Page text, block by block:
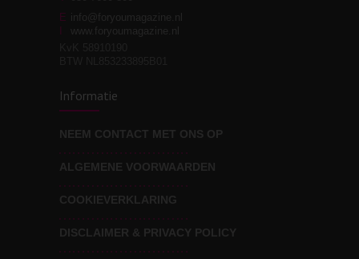
moeite!
Wat voor leider wil jij
zijn?
E info@foryoumagazine.nl
www.foryoumagazine.nl
Informatie
NEEM CONTACT MET ONS OP
ALGEMENE VOORWAARDEN
COOKIEVERKLARING
DISCLAIMER & PRIVACY POLICY